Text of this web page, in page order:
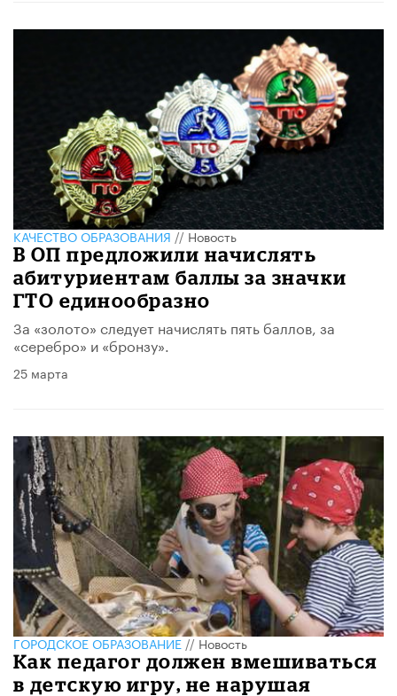
КАЧЕСТВО ОБРАЗОВАНИЯ//Новость
В ОП предложили начислять
абитуриентам баллы за значки
ГТО единообразно
За «золото» следует начислять пять баллов, за
«серебро» и «бронзу».
25 марта
ГОРОДСКОЕ ОБРАЗОВАНИЕ//Новость
Как педагог должен вмешиваться
в детскую игру, не нарушая